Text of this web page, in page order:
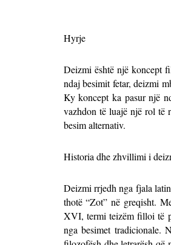
Hyrje
Deizmi është një koncept
ndaj besimit fetar, deizmi
Ky koncept ka pasur një
vazhdon të luajë një rol të
besim alternativ.
Historia dhe zhvillimi i
Deizmi rrjedh nga fjala
thotë “Zot” në greqisht.
XVI, termi teizëm filloi të
nga besimet tradicionale.